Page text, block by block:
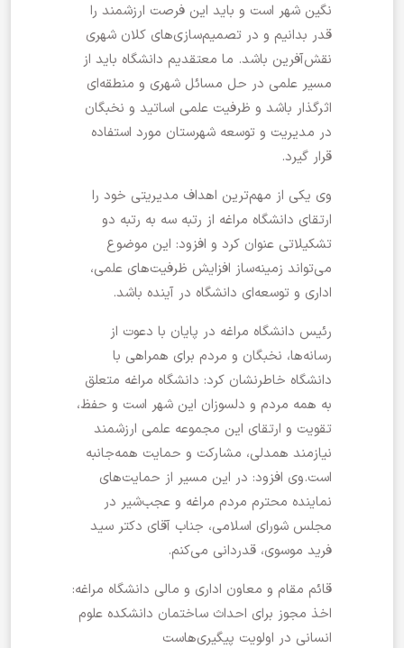
نگین شهر است و باید این فرصت ارزشمند را
قدر بدانیم و در تصمیم‌سازی‌های کلان شهری
نقش‌آفرین باشد. ما معتقدیم دانشگاه باید از
مسیر علمی در حل مسائل شهری و منطقه‌ای
اثرگذار باشد و ظرفیت علمی اساتید و نخبگان
در مدیریت و توسعه شهرستان مورد استفاده
قرار گیرد.
وی یکی از مهم‌ترین اهداف مدیریتی خود را
ارتقای دانشگاه مراغه از رتبه سه به رتبه دو
تشکیلاتی عنوان کرد و افزود: این موضوع
می‌تواند زمینه‌ساز افزایش ظرفیت‌های علمی،
اداری و توسعه‌ای دانشگاه در آینده باشد.
رئیس دانشگاه مراغه در پایان با دعوت از
رسانه‌ها، نخبگان و مردم برای همراهی با
دانشگاه خاطرنشان کرد: دانشگاه مراغه متعلق
به همه مردم و دلسوزان این شهر است و حفظ،
تقویت و ارتقای این مجموعه علمی ارزشمند
نیازمند همدلی، مشارکت و حمایت همه‌جانبه
است.وی افزود: در این مسیر از حمایت‌های
نماینده محترم مردم مراغه و عجب‌شیر در
مجلس شورای اسلامی، جناب آقای دکتر سید
فرید موسوی، قدردانی می‌کنم.
قائم مقام و معاون اداری و مالی دانشگاه مراغه:
اخذ مجوز برای احداث ساختمان دانشکده علوم
انسانی در اولویت پیگیری‌هاست